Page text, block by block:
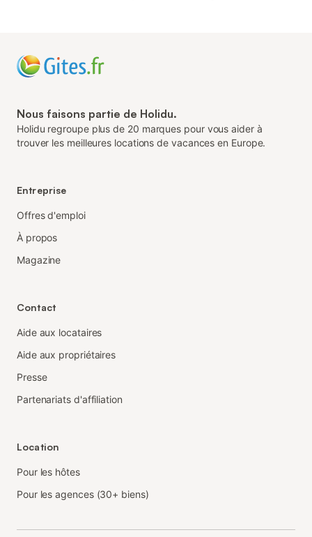
Nous faisons partie de Holidu.
Holidu regroupe plus de 20 marques pour vous aider à
trouver les meilleures locations de vacances en Europe.
Entreprise
Offres d'emploi
À propos
Magazine
Contact
Aide aux locataires
Aide aux propriétaires
Presse
Partenariats d'affiliation
Location
Pour les hôtes
Pour les agences (30+ biens)